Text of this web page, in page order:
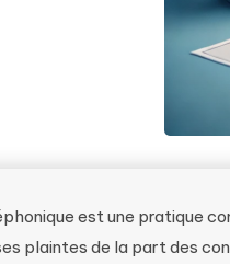
est une pratique
plaintes de la part des